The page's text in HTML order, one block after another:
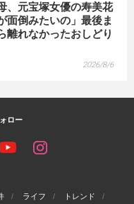
、元宝塚女優の寿美花
面倒みたいの」最後ま
離れなかったおしどり
2026/8/6
ロー
ライフ
トレンド